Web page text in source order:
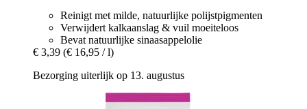
Reinigt met milde, natuurlijke polijstpigmenten
Verwijdert kalkaanslag & vuil moeiteloos
Bevat natuurlijke sinaasappelolie
€ 3,39 (€ 16,95 / l)
Bezorging uiterlijk op 13. augustus